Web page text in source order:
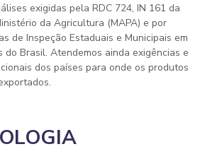
exigidas pela RDC 724, IN 161 da
da Agricultura (MAPA) e por
de Inspeção Estaduais e Municipais em
do Brasil. Atendemos ainda exigências e
dos países para onde os produtos